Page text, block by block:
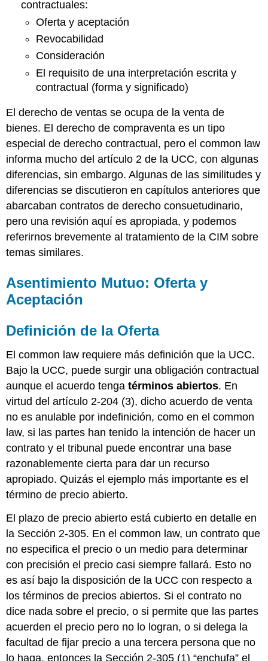
Definición
de
Oferta
Aceptación
que
oferta:
Batalla
de
formas
Revocación
de
Oferta
Realidad
Consentimiento
Consideración
UCC
Forma
Requisito
una
Escritura
Evidencia
de
PARA
LLEVAR
EJERCICIOS
contractuales:
Oferta y aceptación
Revocabilidad
Consideración
El requisito de una interpretación escrita y
contractual (forma y significado)
El derecho de ventas se ocupa de la venta de
bienes. El derecho de compraventa es un tipo
especial de derecho contractual, pero el common law
informa mucho del artículo 2 de la UCC, con algunas
diferencias, sin embargo. Algunas de las similitudes y
diferencias se discutieron en capítulos anteriores que
abarcaban contratos de derecho consuetudinario,
pero una revisión aquí es apropiada, y podemos
referirnos brevemente al tratamiento de la CIM sobre
temas similares.
Asentimiento Mutuo: Oferta y
Aceptación
Definición de la Oferta
El common law requiere más definición que la UCC.
Bajo la UCC, puede surgir una obligación contractual
aunque el acuerdo tengatérminos abiertos. En
virtud del artículo 2-204 (3), dicho acuerdo de venta
no es anulable por indefinición, como en el common
law, si las partes han tenido la intención de hacer un
contrato y el tribunal puede encontrar una base
razonablemente cierta para dar un recurso
apropiado. Quizás el ejemplo más importante es el
término de precio abierto.
El plazo de precio abierto está cubierto en detalle en
la Sección 2-305. En el common law, un contrato que
no especifica el precio o un medio para determinar
con precisión el precio casi siempre fallará. Esto no
es así bajo la disposición de la UCC con respecto a
los términos de precios abiertos. Si el contrato no
dice nada sobre el precio, o si permite que las partes
acuerden el precio pero no lo logran, o si delega la
facultad de fijar precio a una tercera persona que no
lo haga, entonces la Sección 2-305 (1) “enchufa” el